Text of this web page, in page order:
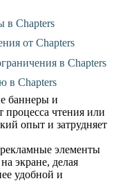
в Chapters
от Chapters
в Chapters
в Chapters
баннеры и
процесса чтения или
опыт и затрудняет
элементы
экране, делая
удобной и